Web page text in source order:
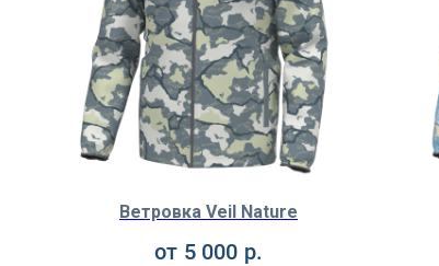
Ветровка Veil Nature
от 5 000 р.